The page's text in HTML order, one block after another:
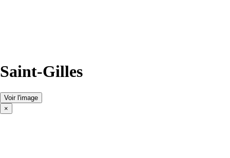
Saint-Gilles
Voir l'image
×